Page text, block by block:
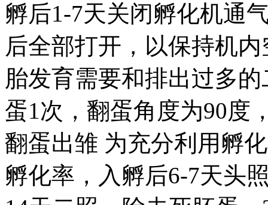
孵后1-7天关闭孵化机通
后全部打开，以保持机
胎发育需要和排出过多
蛋1次，翻蛋角度为90度
翻蛋出雏 为充分利用孵
孵化率，入孵后6-7天头